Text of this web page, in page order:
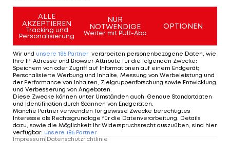
ALLE
AKZEPTIEREN
Tracking und
Personalisierung
NUR
NOTWENDIGE
Weiter mit PUR-Abo
OPTIONEN
Wir und unsere 186 Partner verarbeiten personenbezogene Daten, wie
Ihre IP-Adresse und Browser-Attribute für die folgenden Zwecke:
Speichern von oder Zugriff auf Informationen auf einem Endgerät;
Personalisierte Werbung und Inhalte, Messung von Werbeleistung und
der Performance von Inhalten, Zielgruppenforschung sowie Entwicklung
und Verbesserung von Angeboten.
Diese Zwecke können unter Umständen auch: Genaue Standortdaten
und Identifikation durch Scannen von Endgeräten.
Manche Partner verwenden für gewisse Zwecke berechtigtes
Interesse als Rechtsgrundlage für die Datenverarbeitung. Details
dazu, sowie die Möglichkeit Ihr Widerspruchsrecht auszuüben, sind hier
verfügbar: unsere 186 Partner
Impressum Datenschutzrichtlinie